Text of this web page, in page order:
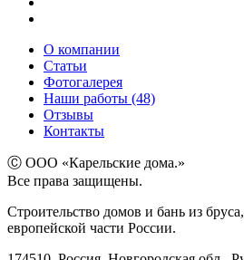
О компании
Статьи
Фотогалерея
Наши работы (48)
Отзывы
Контакты
Ⓒ ООО «Карельские дома.»
Все права защищены.
Строительство домов и бань из
европейской части России.